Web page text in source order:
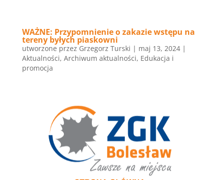
WAŻNE: Przypomnienie o zakazie wstępu na
tereny byłych piaskowni
utworzone przez Grzegorz Turski | maj 13, 2024|
Aktualności, Archiwum aktualności, Edukacja i
promocja